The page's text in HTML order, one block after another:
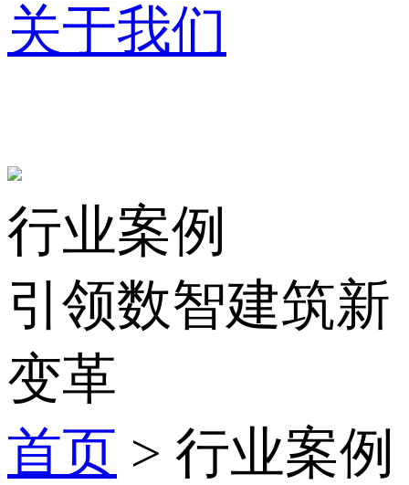
关于我们
行业案例
引领数智建筑新
变革
首页 > 行业案例